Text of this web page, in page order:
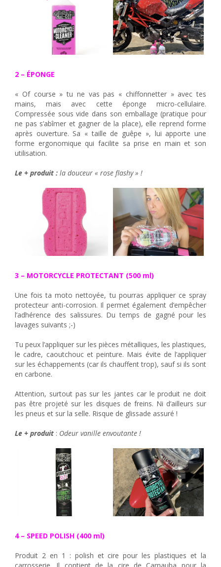
2 – ÉPONGE
« Of course » tu ne vas pas « chiffonnetter » avec tes
mains, mais avec cette éponge micro-cellulaire.
Compressée sous vide dans son emballage (pratique pour
ne pas s’abîmer et gagner de la place), elle reprend forme
après ouverture. Sa « taille de guêpe », lui apporte une
forme ergonomique qui facilite sa prise en main et son
utilisation.
Le + produit : la douceur « rose flashy » !
3 – MOTORCYCLE PROTECTANT (500 ml)
Une fois ta moto nettoyée, tu pourras appliquer ce spray
protecteur anti-corrosion. Il permet également d’empêcher
l’adhérence des salissures. Du temps de gagné pour les
lavages suivants ;-)
Tu peux l’appliquer sur les pièces métalliques, les plastiques,
le cadre, caoutchouc et peinture. Mais évite de l’appliquer
sur les échappements (car ils chauffent trop), sauf si ils sont
en carbone.
Attention, surtout pas sur les jantes car le produit ne doit
pas être projeté sur les disques de freins. Ni d’ailleurs sur
les pneus et sur la selle. Risque de glissade assuré !
Le + produit : Odeur vanille envoutante !
4 – SPEED POLISH (400 ml)
Produit 2 en 1 : polish et cire pour les plastiques et la